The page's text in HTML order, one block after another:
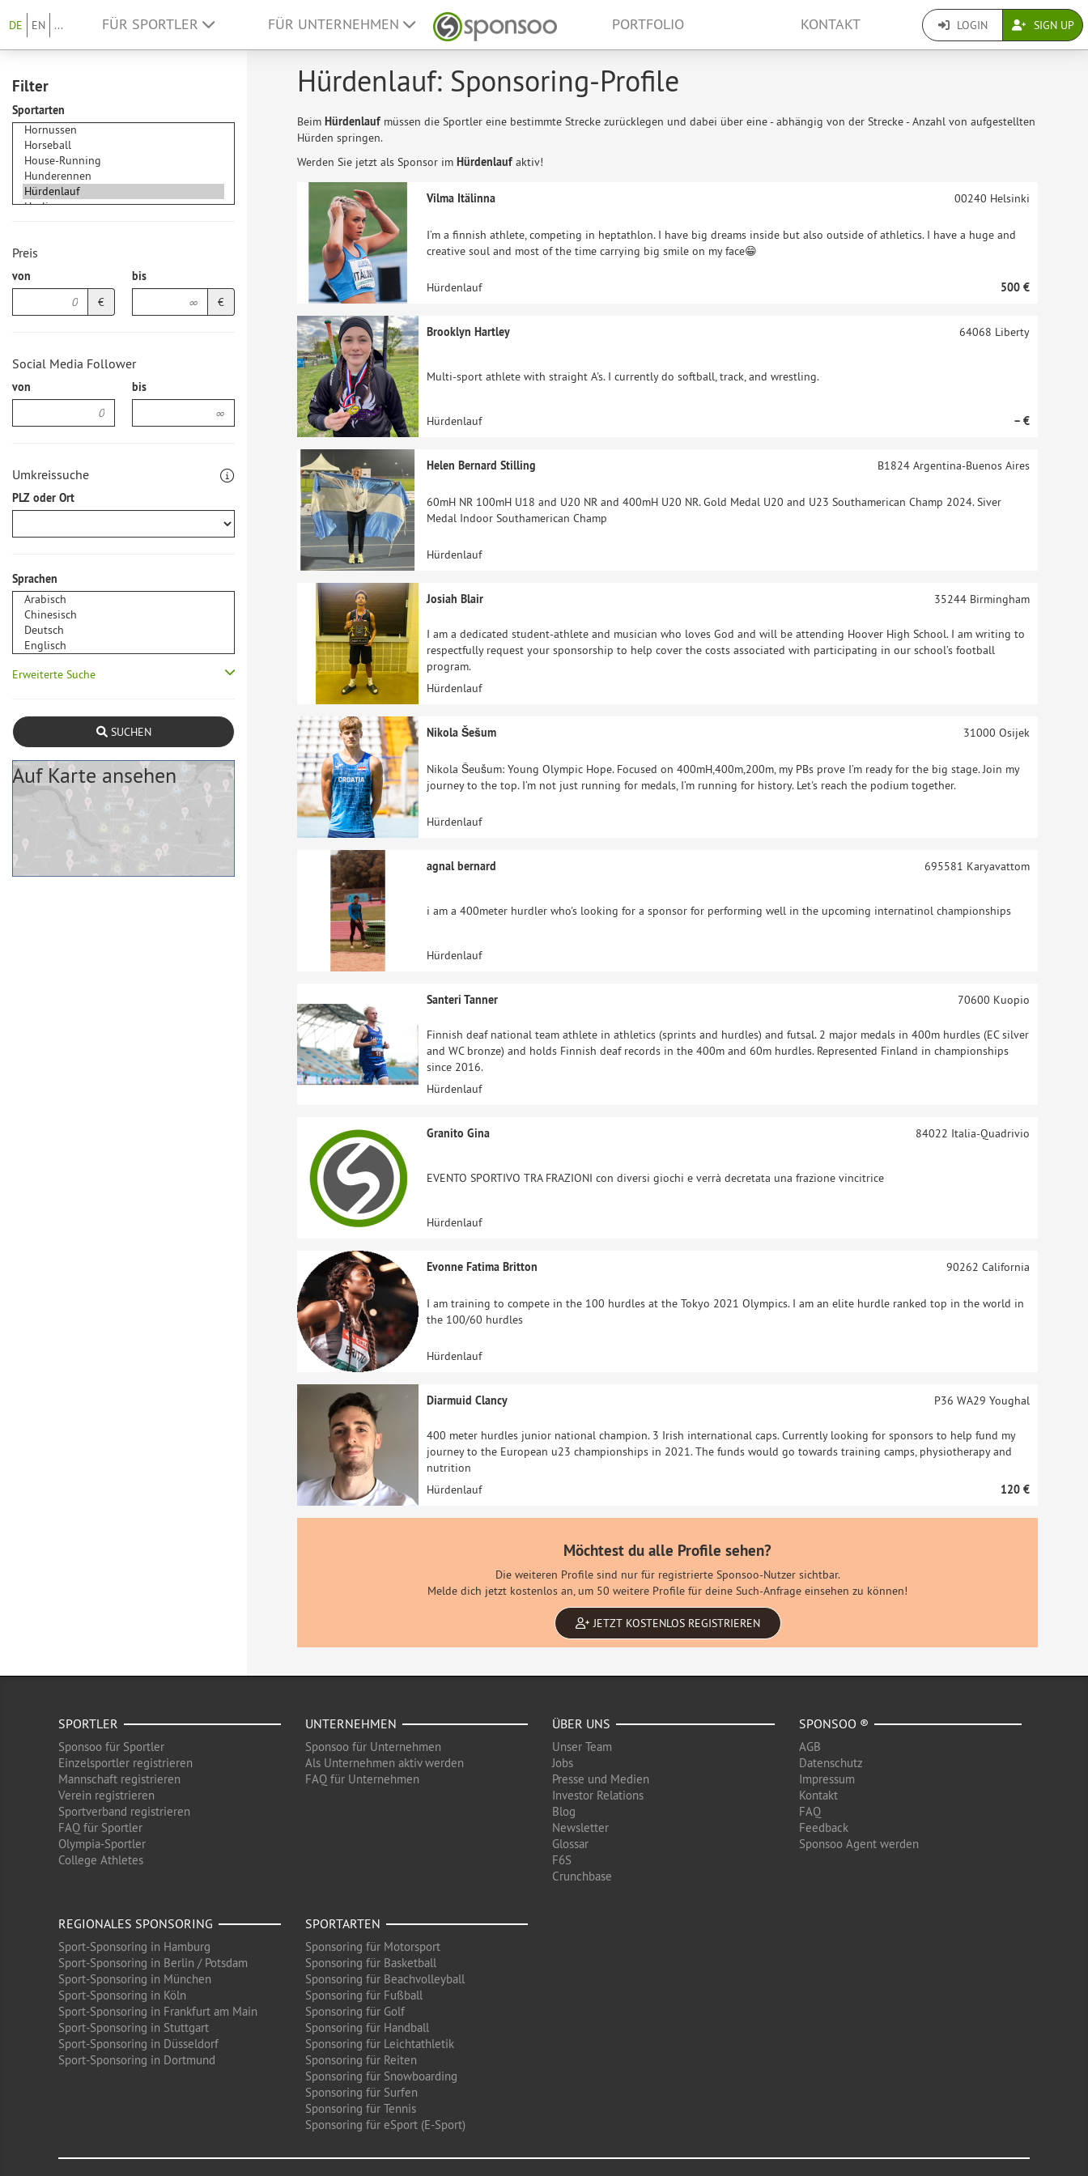
DE EN ... FÜR SPORTLER FÜR UNTERNEHMEN PORTFOLIO KONTAKT LOGIN SIGN UP
Filter
Sportarten
Preis
von
€
bis
€
Social Media Follower
von bis
Umkreissuche
PLZ oder Ort
Sprachen
Erweiterte Suche
SUCHEN
Auf Karte ansehen
Hürdenlauf: Sponsoring-Profile
Beim Hürdenlauf müssen die Sportler eine bestimmte Strecke zurücklegen und dabei über eine - abhängig von der Strecke - Anzahl von aufgestellten
Hürden springen.
Werden Sie jetzt als Sponsor im Hürdenlauf aktiv!
Vilma Itälinna
I’m a finnish athlete, competing in heptathlon. I have big dreams inside but also outside of athletics. I have a huge and
creative soul and most of the time carrying big smile on my face😁
00240 Helsinki
Hürdenlauf 500 €
Brooklyn Hartley
Multi-sport athlete with straight A's. I currently do softball, track, and wrestling.
64068 Liberty
Hürdenlauf – €
Helen Bernard Stilling
60mH NR 100mH U18 and U20 NR and 400mH U20 NR. Gold Medal U20 and U23 Southamerican Champ 2024. Siver
Medal Indoor Southamerican Champ
B1824Argentina-Buenos Aires
Hürdenlauf
Josiah Blair
I am a dedicated student-athlete and musician who loves God and will be attending Hoover High School. I am writing to
respectfully request your sponsorship to help cover the costs associated with participating in our school’s football
program.
35244Birmingham
Hürdenlauf
Nikola Šešum
Nikola Šeušum: Young Olympic Hope. Focused on 400mH,400m,200m, my PBs prove I’m ready for the big stage. Join my
journey to the top. I’m not just running for medals, I’m running for history. Let's reach the podium together.
31000 Osijek
Hürdenlauf
agnal bernard
i am a 400meter hurdler who's looking for a sponsor for performing well in the upcoming internatinol championships
695581 Karyavattom
Hürdenlauf
Santeri Tanner
Finnish deaf national team athlete in athletics (sprints and hurdles) and futsal. 2 major medals in 400m hurdles (EC silver
and WC bronze) and holds Finnish deaf records in the 400m and 60m hurdles. Represented Finland in championships
since 2016.
70600 Kuopio
Hürdenlauf
Granito Gina
EVENTO SPORTIVO TRA FRAZIONI con diversi giochi e verrà decretata una frazione vincitrice
84022 Italia-Quadrivio
Hürdenlauf
Evonne Fatima Britton
I am training to compete in the 100 hurdles at the Tokyo 2021 Olympics. I am an elite hurdle ranked top in the world in
the 100/60 hurdles
90262 California
Hürdenlauf
Diarmuid Clancy
400 meter hurdles junior national champion. 3 Irish international caps. Currently looking for sponsors to help fund my
journey to the European u23 championships in 2021. The funds would go towards training camps, physiotherapy and
nutrition
P36 WA29 Youghal
Hürdenlauf 120 €
Möchtest du alle Profile sehen?
Die weiteren Profile sind nur für registrierte Sponsoo-Nutzer sichtbar.
Melde dich jetzt kostenlos an, um 50 weitere Profile für deine Such-Anfrage einsehen zu können!
JETZT KOSTENLOS REGISTRIEREN
SPORTLER
Sponsoo für Sportler
Einzelsportler registrieren
Mannschaft registrieren
Verein registrieren
Sportverband registrieren
FAQ für Sportler
Olympia-Sportler
College Athletes
UNTERNEHMEN
Sponsoo für Unternehmen
Als Unternehmen aktiv werden
FAQ für Unternehmen
ÜBER UNS
Unser Team
Jobs
Presse und Medien
Investor Relations
Blog
Newsletter
Glossar
F6S
Crunchbase
SPONSOO ®
AGB
Datenschutz
Impressum
Kontakt
FAQ
Feedback
Sponsoo Agent werden
REGIONALES SPONSORING
Sport-Sponsoring in Hamburg
Sport-Sponsoring in Berlin / Potsdam
Sport-Sponsoring in München
Sport-Sponsoring in Köln
Sport-Sponsoring in Frankfurt am Main
Sport-Sponsoring in Stuttgart
Sport-Sponsoring in Düsseldorf
Sport-Sponsoring in Dortmund
SPORTARTEN
Sponsoring für Motorsport
Sponsoring für Basketball
Sponsoring für Beachvolleyball
Sponsoring für Fußball
Sponsoring für Golf
Sponsoring für Handball
Sponsoring für Leichtathletik
Sponsoring für Reiten
Sponsoring für Snowboarding
Sponsoring für Surfen
Sponsoring für Tennis
Sponsoring für eSport (E-Sport)